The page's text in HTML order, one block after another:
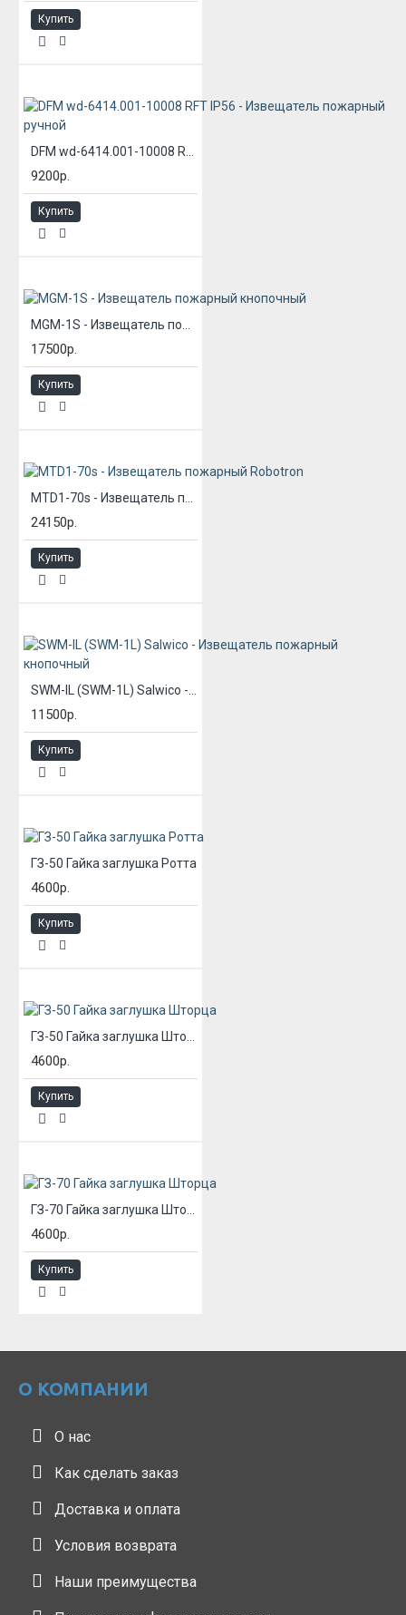
Купить
9200р.
Купить
17500р.
Купить
24150р.
Купить
11500р.
Купить
ГЗ-50 Гайка заглушка Ротта
4600р.
Купить
4600р.
Купить
4600р.
Купить
О КОМПАНИИ
О нас
Как сделать заказ
Доставка и оплата
Условия возврата
Наши преимущества